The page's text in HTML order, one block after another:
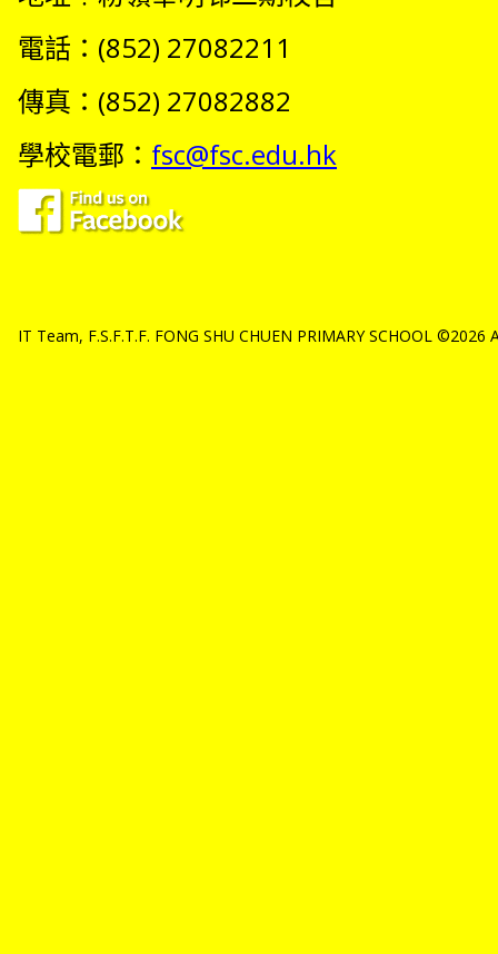
電話：(852) 27082211
傳真：(852) 27082882
學校電郵： fsc@fsc.edu.hk
IT Team, F.S.F.T.F. FONG SHU CHUEN PRIMARY SCHOOL ©2026